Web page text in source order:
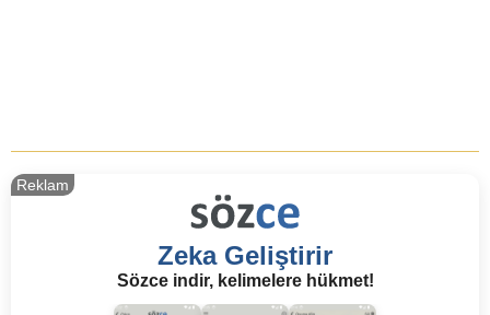
Zeka Geliştirir
Sözce indir, kelimelere hükmet!
Reklam